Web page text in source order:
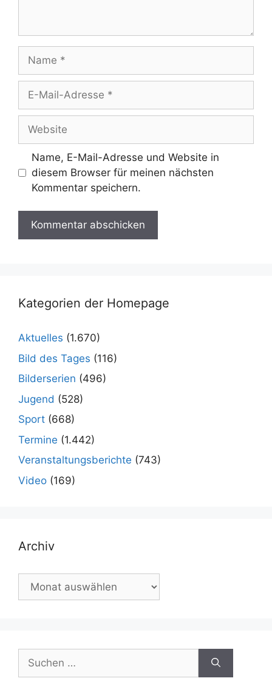
Mail-
Adresse
Name, E-Mail-Adresse und Website in
diesem Browser für meinen nächsten
Kommentar speichern.
Kategorien der Homepage
Aktuelles (1.670)
Bild des Tages (116)
Bilderserien (496)
Jugend (528)
Sport (668)
Termine (1.442)
Veranstaltungsberichte (743)
Video (169)
Archiv
Archiv
nach: